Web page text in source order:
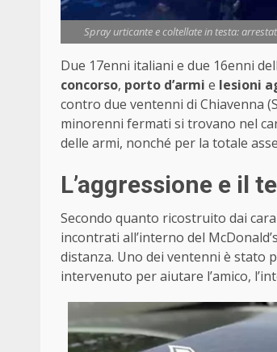
Spray urticante e coltellate in testa:
Due 17enni italiani e due 16enni
concorso, porto d’armi e lesioni
contro due ventenni di Chiavenna
minorenni fermati si trovano nel
delle armi, nonché per la totale
L’aggressione e il
Secondo quanto ricostruito dai
incontrati all’interno del
distanza. Uno dei ventenni è stato
intervenuto per aiutare l’amico,